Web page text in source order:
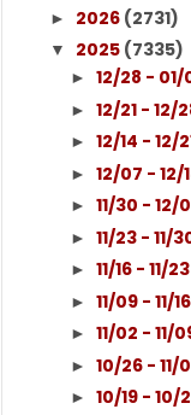
► 2026 (2731)
▼ 2025 (7335)
►12/28 - 01/
►12/21 - 12/
►12/14 - 12/
►12/07 - 12/
►11/30 - 12/
►11/23 - 11/
►11/16 - 11/23
►11/09 - 11/16
►11/02 - 11/
►10/26 - 11/
►10/19 - 10/